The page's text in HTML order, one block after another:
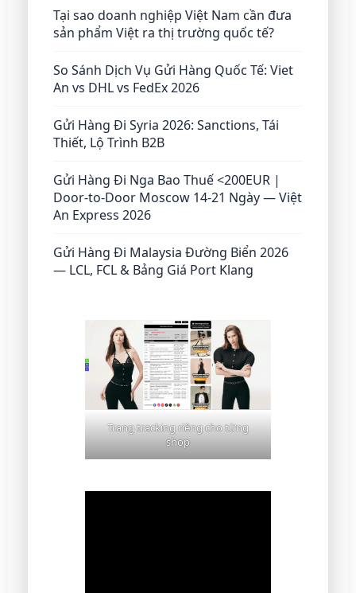
Tại sao doanh nghiệp Việt Nam cần đưa
sản phẩm Việt ra thị trường quốc tế?
So Sánh Dịch Vụ Gửi Hàng Quốc Tế: Viet
An vs DHL vs FedEx 2026
Gửi Hàng Đi Syria 2026: Sanctions, Tái
Thiết, Lộ Trình B2B
Gửi Hàng Đi Nga Bao Thuế <200EUR |
Door-to-Door Moscow 14-21 Ngày — Việt
An Express 2026
Gửi Hàng Đi Malaysia Đường Biển 2026
— LCL, FCL & Bảng Giá Port Klang
Trang tracking riêng cho từng
shop